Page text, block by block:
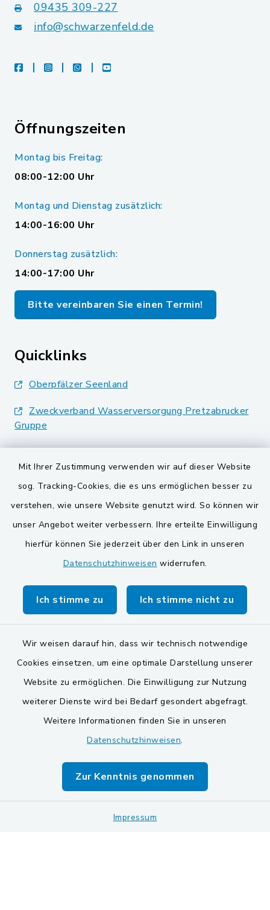
Mit Ihrer Zustimmung verwenden wir auf dieser Website
sog. Tracking-Cookies, die es uns ermöglichen besser zu
verstehen, wie unsere Website genutzt wird. So können wir
unser Angebot weiter verbessern. Ihre erteilte Einwilligung
hierfür können Sie jederzeit über den Link in unseren
Datenschutzhinweisen widerrufen.
Ich stimme zu Ich stimme nicht zu
Wir weisen darauf hin, dass wir technisch notwendige
Cookies einsetzen, um eine optimale Darstellung unserer
Website zu ermöglichen. Die Einwilligung zur Nutzung
weiterer Dienste wird bei Bedarf gesondert abgefragt.
Weitere Informationen finden Sie in unseren
Datenschutzhinweisen.
Zur Kenntnis genommen
Impressum
09435 309-227
info@schwarzenfeld.de
facebookinstagramwhatsappyoutube
Öffnungszeiten
Montag bis Freitag:
08:00-12:00 Uhr
Montag und Dienstag zusätzlich:
14:00-16:00 Uhr
Donnerstag zusätzlich:
14:00-17:00 Uhr
Bitte vereinbaren Sie einen Termin!
Quicklinks
Oberpfälzer Seenland
Zweckverband Wasserversorgung Pretzabrucker
Gruppe
Landkreis Schwandorf
VG und Gemeinden
Gemeinde Schwarzach bei Nabburg
Gemeinde Stulln
Verwaltungsgemeinschaft Schwarzenfeld
Barrierefreiheit
Impressum
Sitemap